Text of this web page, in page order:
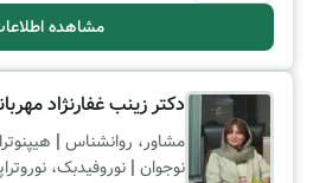
مشاهده
دکتر زینب غفارنژاد
مشاور، روانشناس |
نوجوان | نوروفیدبک،